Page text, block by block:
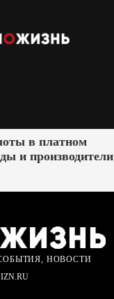
в платном
и производители
НОВОСТИ